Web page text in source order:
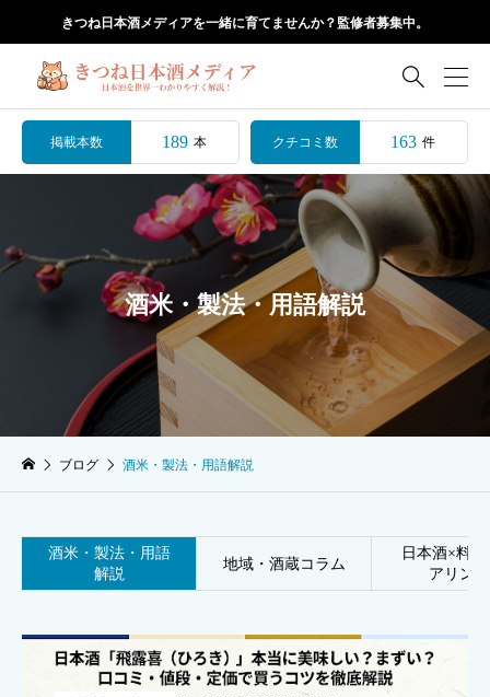
きつね日本酒メディアを一緒に育てませんか？監修者募集中。

掲載本数 189 本 クチコミ数 163 件
酒米・製法・用語解説
ブログ 酒米・製法・用語解説
酒米・製法・用語
解説
地域・酒蔵コラム
日本酒×料
アリング